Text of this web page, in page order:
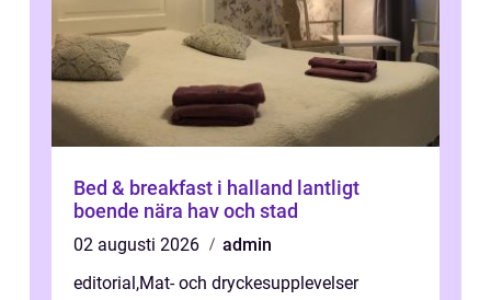
Bed & breakfast i halland lantligt
boende nära hav och stad
02 augusti 2026
admin
editorial ,Mat- och dryckesupplevelser